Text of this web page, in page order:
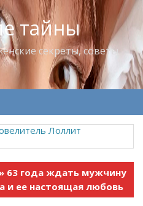
тайны
секреты, советы
Лоллит
» 63 года ждать мужчину
и ее настоящая любовь